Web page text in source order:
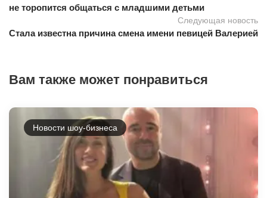
не торопится общаться с младшими детьми
Следующая новость
Стала известна причина смена имени певицей Валерией
Вам также может понравиться
Новости шоу-бизнеса